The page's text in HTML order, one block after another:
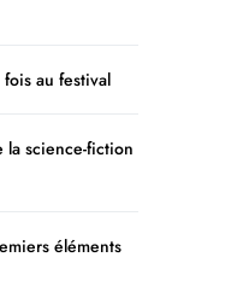
au festival
la science-fiction
éléments